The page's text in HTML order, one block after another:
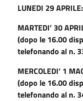
LUNEDI 29
MARTEDI’ 30
(dopo le 16.00
telefonando al n.
MERCOLEDI’ 1
(dopo le 16.00
telefonando al n.